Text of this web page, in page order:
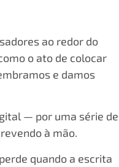
ao redor do
o ato de colocar
e damos
— por uma série de
à mão.
quando a escrita